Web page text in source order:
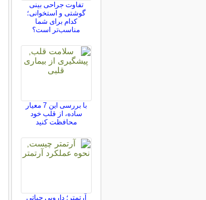
تفاوت جراحی بینی
گوشتی و استخوانی؛
کدام برای شما
مناسب‌تر است؟
با بررسی این 7 معیار
ساده، از قلب خود
محافظت کنید
آرتمتر؛ دارویی حیاتی